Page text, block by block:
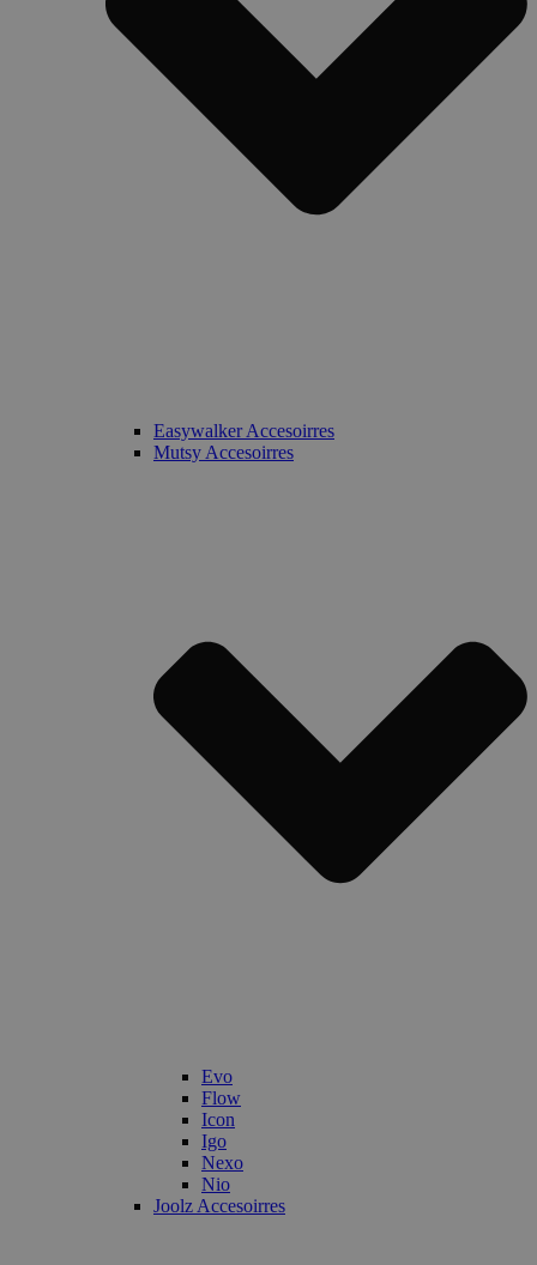
Easywalker Accesoirres
Mutsy Accesoirres
Evo
Flow
Icon
Igo
Nexo
Nio
Joolz Accesoirres